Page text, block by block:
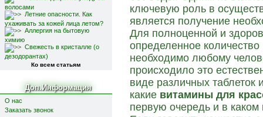
волосами
Летние опасности. Как
ухаживать за кожей лица летом?
Аллергия на бытовую
химию
Свежесть в кристалле (о
дезодорантах)
Ко всем статьям
Доп.Информация
О нас
Заказать звонок
ключевую роль в
является получение
Для полноценной и
определенное
необходимо любому
происходило это
виде различных таблеток
какие витамины для
первую очередь и в